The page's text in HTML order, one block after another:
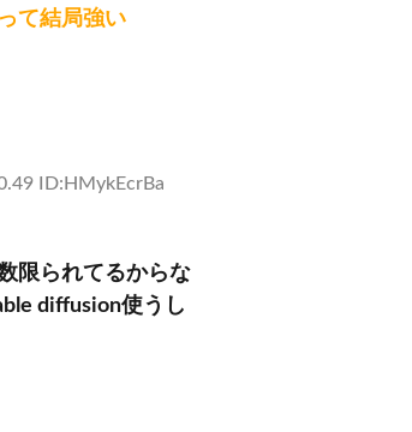
て結局強い
ID:HMykEcrBa
限られてるからな
diffusion使うし